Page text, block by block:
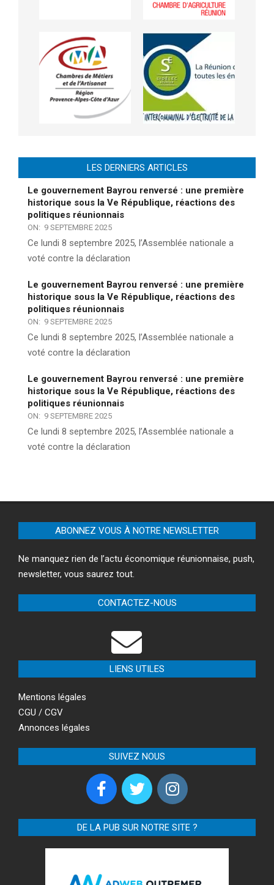
LES DERNIERS ARTICLES
Le gouvernement Bayrou renversé : une première
historique sous la Ve République, réactions des
politiques réunionnais
ON: 9 SEPTEMBRE 2025
Ce lundi 8 septembre 2025, l’Assemblée nationale a
voté contre la déclaration
Le gouvernement Bayrou renversé : une première
historique sous la Ve République, réactions des
politiques réunionnais
ON: 9 SEPTEMBRE 2025
Ce lundi 8 septembre 2025, l’Assemblée nationale a
voté contre la déclaration
Le gouvernement Bayrou renversé : une première
historique sous la Ve République, réactions des
politiques réunionnais
ON: 9 SEPTEMBRE 2025
Ce lundi 8 septembre 2025, l’Assemblée nationale a
voté contre la déclaration
ABONNEZ VOUS À NOTRE NEWSLETTER
Ne manquez rien de l’actu économique réunionnaise, push,
newsletter, vous saurez tout.
CONTACTEZ-NOUS
LIENS UTILES
Mentions légales
CGU / CGV
Annonces légales
SUIVEZ NOUS
DE LA PUB SUR NOTRE SITE ?